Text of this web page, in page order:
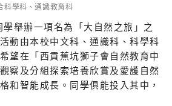
科學科 、通識教育科
舉辦一項名為「大自然之旅」之
動由本校中文科、通識科、科學科
望在「西貢蕉坑獅子會自然教育中
察及分組探索培養欣賞及愛護自然
和智能成長。同學俱能投入其中，